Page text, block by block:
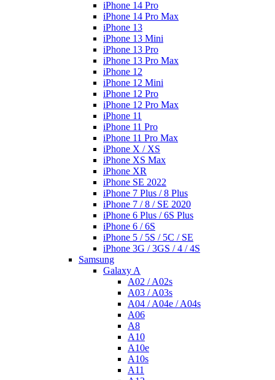
iPhone 14 Pro
iPhone 14 Pro Max
iPhone 13
iPhone 13 Mini
iPhone 13 Pro
iPhone 13 Pro Max
iPhone 12
iPhone 12 Mini
iPhone 12 Pro
iPhone 12 Pro Max
iPhone 11
iPhone 11 Pro
iPhone 11 Pro Max
iPhone X / XS
iPhone XS Max
iPhone XR
iPhone SE 2022
iPhone 7 Plus / 8 Plus
iPhone 7 / 8 / SE 2020
iPhone 6 Plus / 6S Plus
iPhone 6 / 6S
iPhone 5 / 5S / 5C / SE
iPhone 3G / 3GS / 4 / 4S
Samsung
Galaxy A
A02 / A02s
A03 / A03s
A04 / A04e / A04s
A06
A8
A10
A10e
A10s
A11